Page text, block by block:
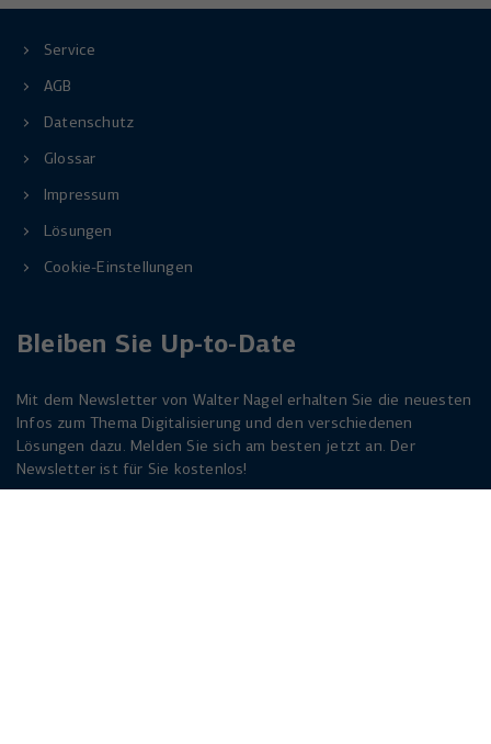
Service
AGB
Datenschutz
Glossar
Impressum
Lösungen
Cookie-Einstellungen
Bleiben Sie Up-to-Date
Mit dem Newsletter von Walter Nagel erhalten Sie die neuesten
Infos zum Thema Digitalisierung und den verschiedenen
Lösungen dazu. Melden Sie sich am besten jetzt an. Der
Newsletter ist für Sie kostenlos!